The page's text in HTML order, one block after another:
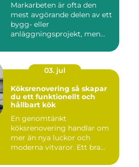
Markarbeten är ofta den
mest avgörande delen av ett
bygg- eller
anläggningsprojekt, men
03. jul
Köksrenovering så skapar
du ett funktionellt och
hållbart kök
En genomtänkt
köksrenovering handlar om
mer än nya luckor och
moderna vitvaror. Ett bra